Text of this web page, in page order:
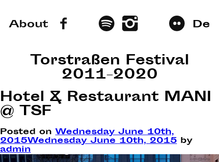
About De
Torstraßen Festival
2011–2020
Hotel & Restaurant MANI
@ TSF
Posted on Wednesday June 10th,
2015Wednesday June 10th, 2015 by
admin